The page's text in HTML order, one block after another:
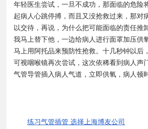
年轻医生尝试，一旦不成功，那面临的危险
起病人心跳停搏，而且又没抢救过来，那对
以交待，再说，为什么把可能面临的责任推
我马上替下他，一边给病人进行面罩加压供
马上用阿托品来预防性抢救。十几秒钟以后
可视咽喉镜再次尝试，这次依稀看到病人声
气管导管插入病人气道，立即供氧，病人顿
练习气管插管 选择上海博友公司